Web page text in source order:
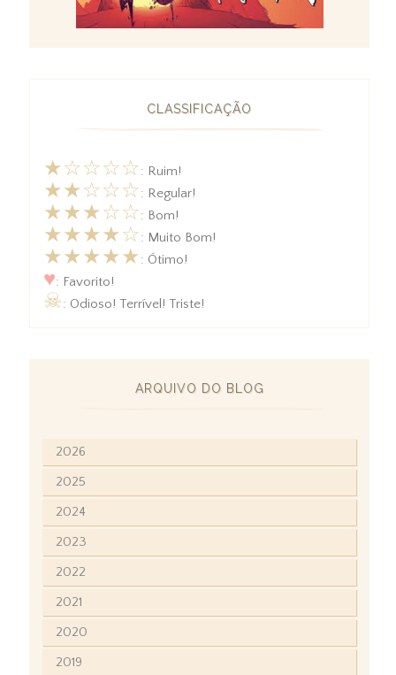
CLASSIFICAÇÃO
★☆☆☆☆: Ruim!
★★☆☆☆: Regular!
★★★☆☆: Bom!
★★★★☆: Muito Bom!
★★★★★: Ótimo!
♥: Favorito!
☠: Odioso! Terrível! Triste!
ARQUIVO DO BLOG
2026
2025
2024
2023
2022
2021
2020
2019